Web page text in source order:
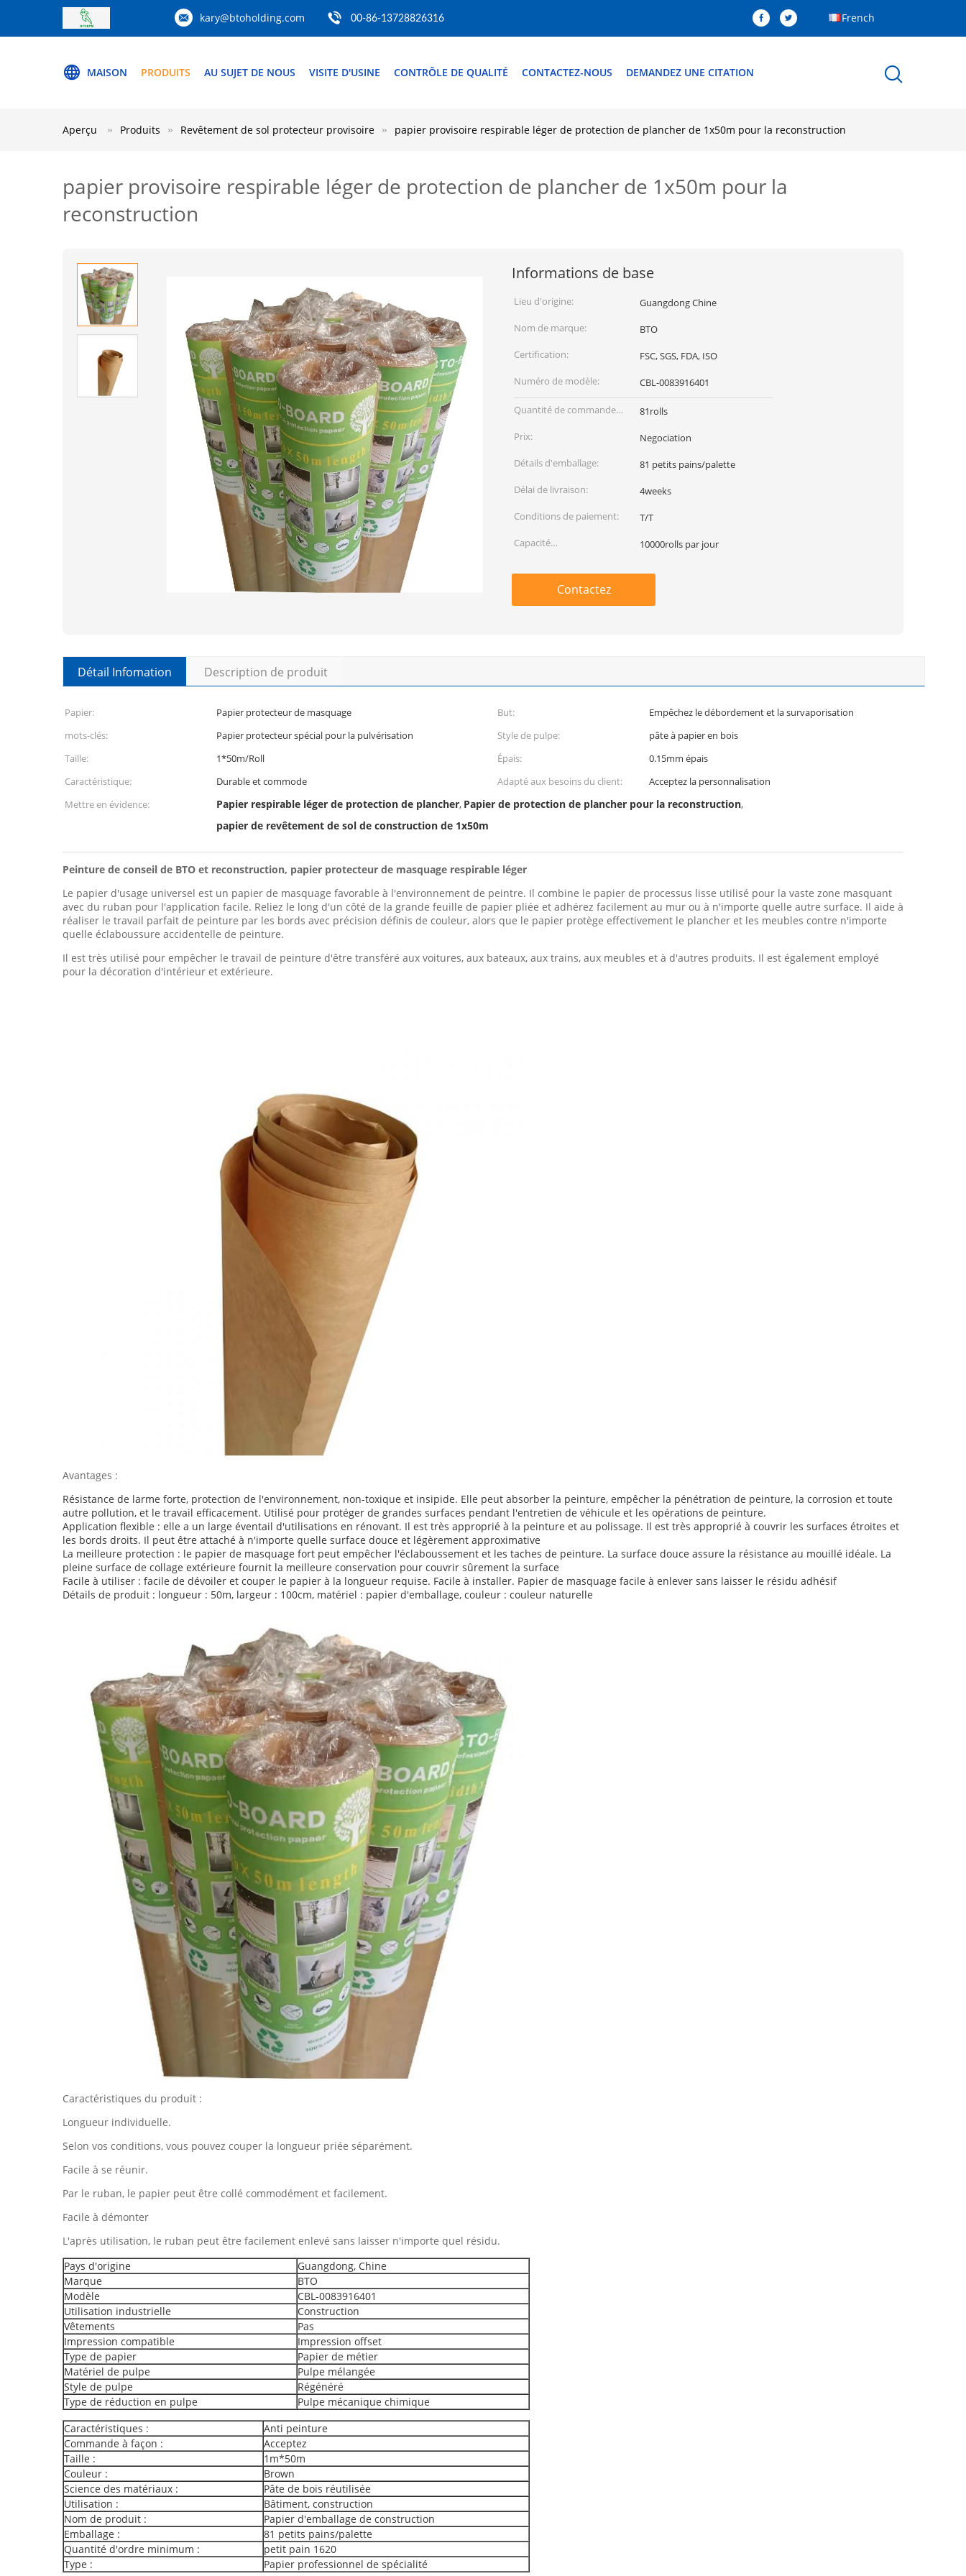
kary@btoholding.com 00-86-13728826316 French
MAISON PRODUITS AU SUJET DE NOUS VISITE D'USINE CONTRÔLE DE QUALITÉ CONTACTEZ-NOUS DEMANDEZ UNE CITATION
Aperçu Produits Revêtement de sol protecteur provisoire papier provisoire respirable léger de protection de plancher de 1x50m pour la reconstruction
papier provisoire respirable léger de protection de plancher de 1x50m pour la
reconstruction
Informations de base
Lieu d'origine:
Guangdong Chine
Nom de marque:
BTO
Certification:
FSC, SGS, FDA, ISO
Numéro de modèle:
CBL-0083916401
Quantité de commande
min:
81rolls
Prix:
Negociation
Détails d'emballage:
81 petits pains/palette
Délai de livraison:
4weeks
Conditions de paiement:
T/T
Capacité
10000rolls par jour
Contactez
Détail Infomation Description de produit
Papier: Papier protecteur de masquage But:
Empêchez le débordement et la survaporisation
mots-clés:
Papier protecteur spécial pour la pulvérisation Style de pulpe:
pâte à papier en bois
Taille:
1*50m/Roll Épais:
0.15mm épais
Caractéristique:
Durable et commode Adapté aux besoins du client:
Acceptez la personnalisation
Mettre en évidence:
Papier respirable léger de protection de plancher, Papier de protection de plancher pour la reconstruction,
papier de revêtement de sol de construction de 1x50m
Peinture de conseil de BTO et reconstruction, papier protecteur de masquage respirable léger
Le papier d'usage universel est un papier de masquage favorable à l'environnement de peintre. Il combine le papier de processus lisse utilisé pour la vaste zone masquant
avec du ruban pour l'application facile. Reliez le long d'un côté de la grande feuille de papier pliée et adhérez facilement au mur ou à n'importe quelle autre surface. Il aide à
réaliser le travail parfait de peinture par les bords avec précision définis de couleur, alors que le papier protège effectivement le plancher et les meubles contre n'importe
quelle éclaboussure accidentelle de peinture.
Il est très utilisé pour empêcher le travail de peinture d'être transféré aux voitures, aux bateaux, aux trains, aux meubles et à d'autres produits. Il est également employé
pour la décoration d'intérieur et extérieure.
Avantages :
Résistance de larme forte, protection de l'environnement, non-toxique et insipide. Elle peut absorber la peinture, empêcher la pénétration de peinture, la corrosion et toute
autre pollution, et le travail efficacement. Utilisé pour protéger de grandes surfaces pendant l'entretien de véhicule et les opérations de peinture.
Application flexible : elle a un large éventail d'utilisations en rénovant. Il est très approprié à la peinture et au polissage. Il est très approprié à couvrir les surfaces étroites et
les bords droits. Il peut être attaché à n'importe quelle surface douce et légèrement approximative
La meilleure protection : le papier de masquage fort peut empêcher l'éclaboussement et les taches de peinture. La surface douce assure la résistance au mouillé idéale. La
pleine surface de collage extérieure fournit la meilleure conservation pour couvrir sûrement la surface
Facile à utiliser : facile de dévoiler et couper le papier à la longueur requise. Facile à installer. Papier de masquage facile à enlever sans laisser le résidu adhésif
Détails de produit : longueur : 50m, largeur : 100cm, matériel : papier d'emballage, couleur : couleur naturelle
Caractéristiques du produit :
Longueur individuelle.
Selon vos conditions, vous pouvez couper la longueur priée séparément.
Facile à se réunir.
Par le ruban, le papier peut être collé commodément et facilement.
Facile à démonter
L'après utilisation, le ruban peut être facilement enlevé sans laisser n'importe quel résidu.
Pays d'origine
Guangdong, Chine
Marque
BTO
Modèle
CBL-0083916401
Utilisation industrielle
Construction
Vêtements
Pas
Impression compatible
Impression offset
Type de papier
Papier de métier
Matériel de pulpe
Pulpe mélangée
Style de pulpe
Régénéré
Type de réduction en pulpe
Pulpe mécanique chimique
Caractéristiques :
Anti peinture
Commande à façon :
Acceptez
Taille :
1m*50m
Couleur :
Brown
Science des matériaux :
Pâte de bois réutilisée
Utilisation :
Bâtiment, construction
Nom de produit :
Papier d'emballage de construction
Emballage :
81 petits pains/palette
Quantité d'ordre minimum :
petit pain 1620
Type :
Papier professionnel de spécialité